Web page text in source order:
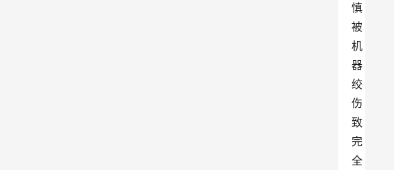
慎
被
机
器
绞
伤
致
完
全